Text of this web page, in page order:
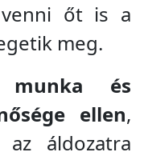
venni őt is a
meg.
munka és
ellen,
áldozatra